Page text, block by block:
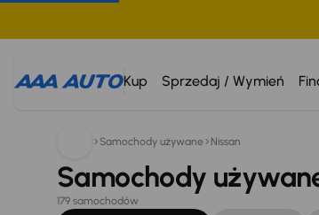
Kup Sprzedaj / Wymień
Szukam: Anuluj wszystko
Samochody używane Nissan
Samochody
179 samochodów